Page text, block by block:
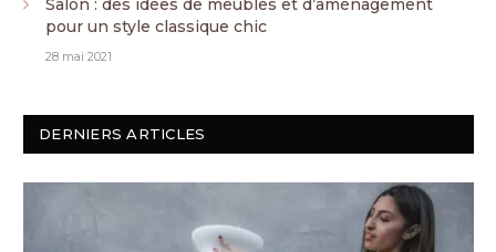
Salon : des idées de meubles et d’aménagement
pour un style classique chic
28 mai 2021
DERNIERS ARTICLES